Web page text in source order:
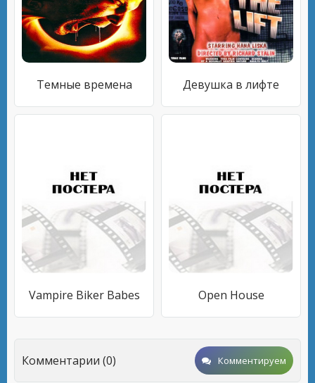
Темные времена Девушка в лифте
Vampire Biker Babes Open House
Комментарии (0) Комментируем